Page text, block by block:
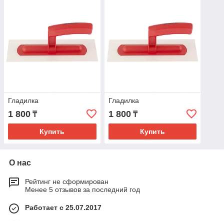
Гладилка
1 800 ₸
Купить
Гладилка
1 800₸
Купить
О нас
Рейтинг не сформирован
Менее 5 отзывов за последний год
Работает с 25.07.2017